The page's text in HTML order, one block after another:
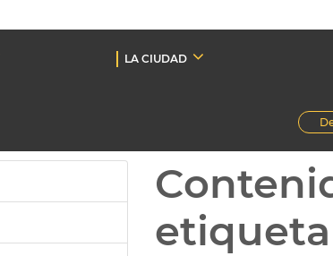
LA CIUDAD
etiqueta